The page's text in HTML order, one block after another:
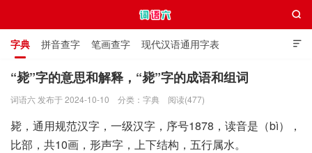

字典 拼音查字 笔画查字 现代汉语通用字表
通用规范汉字表 叠字大全 独体字大全 极简英语词典

“毙”字的意思和解释，“毙”字的成语和组词
词语六 发布于 2024-10-10 分类： 字典 阅读(477)
毙，通用规范汉字，一级汉字，序号1878，读音是（bì），
比部，共10画，形声字，上下结构，五行属水。